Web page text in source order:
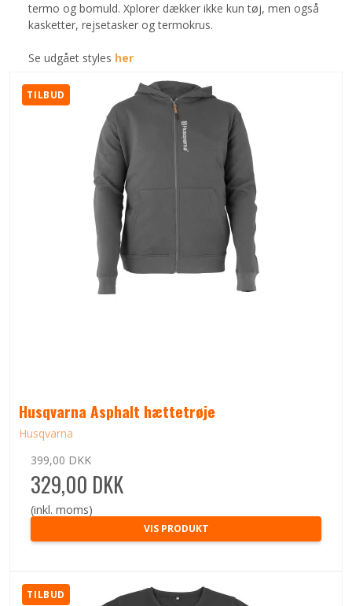
termo og bomuld. Xplorer dækker ikke kun tøj, men også
kasketter, rejsetasker og termokrus.
Se udgået styles her
TILBUD
Husqvarna Asphalt hættetrøje
Husqvarna
399,00 DKK
329,00 DKK
(inkl. moms)
VIS PRODUKT
TILBUD